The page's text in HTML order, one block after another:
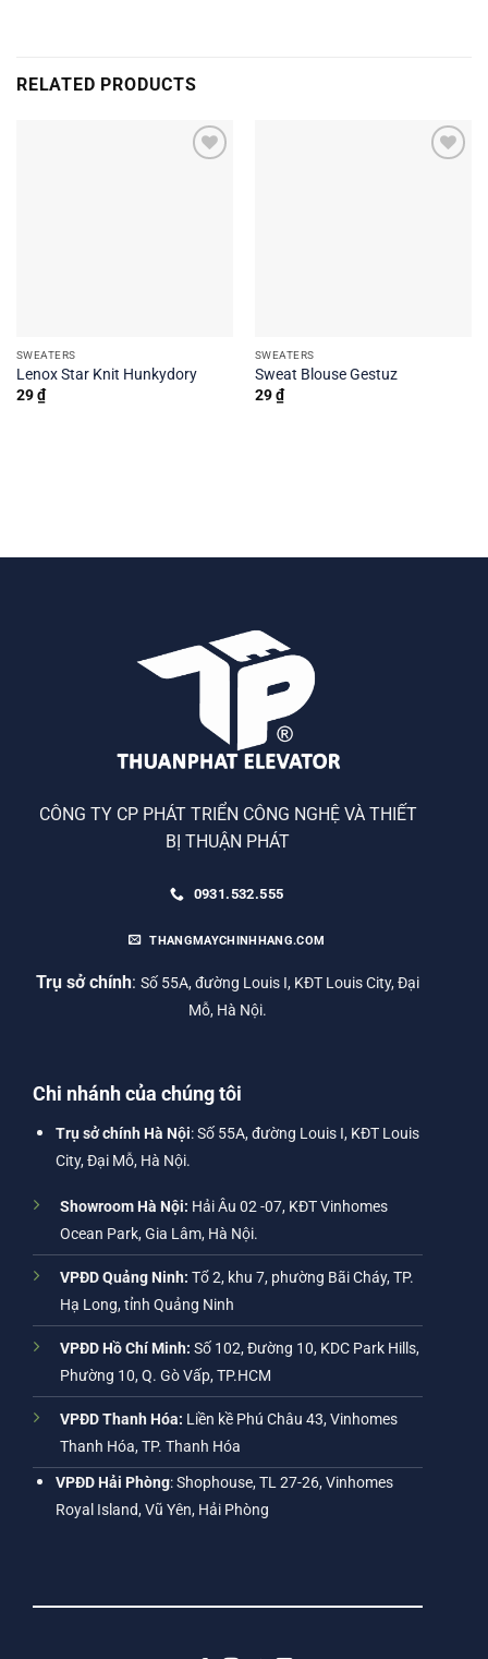
RELATED PRODUCTS
SWEATERS
Lenox Star Knit Hunkydory
29₫
SWEATERS
Sweat Blouse Gestuz
29₫
CÔNG TY CP PHÁT TRIỂN CÔNG NGHỆ VÀ THIẾT
BỊ THUẬN PHÁT
0931.532.555
THANGMAYCHINHHANG.COM
Trụ sở chính: Số 55A, đường Louis I, KĐT Louis City, Đại
Mỗ, Hà Nội.
Chi nhánh của chúng tôi
Trụ sở chính Hà Nội: Số 55A, đường Louis I, KĐT Louis
City, Đại Mỗ, Hà Nội.
Showroom Hà Nội: Hải Âu 02 -07, KĐT Vinhomes
Ocean Park, Gia Lâm, Hà Nội.
VPĐD Quảng Ninh: Tổ 2, khu 7, phường Bãi Cháy, TP.
Hạ Long, tỉnh Quảng Ninh
VPĐD Hồ Chí Minh: Số 102, Đường 10, KDC Park Hills,
Phường 10, Q. Gò Vấp, TP.HCM
VPĐD Thanh Hóa: Liền kề Phú Châu 43, Vinhomes
Thanh Hóa, TP. Thanh Hóa
VPĐD Hải Phòng: Shophouse, TL 27-26, Vinhomes
Royal Island, Vũ Yên, Hải Phòng